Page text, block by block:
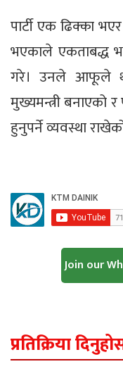
पार्टी एक ढिक्का
भएकाले एकताबद्ध
गरे। उनले आफूले
मुख्यमन्त्री बनाएको र
हुनुपर्ने व्यवस्था
Join our
प्रतिक्रिया